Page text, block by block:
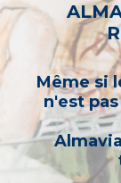
Même si
n'est